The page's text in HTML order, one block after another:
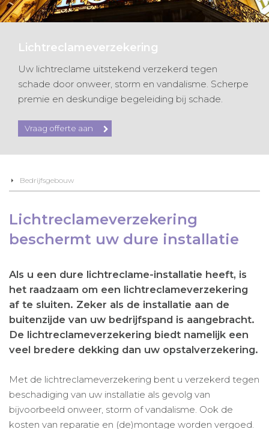
Lichtreclameverzekering
Uw lichtreclame uitstekend verzekerd tegen
schade door onweer, storm en vandalisme. Scherpe
premie en deskundige begeleiding bij schade.
Vraag offerte aan
Bedrijfsgebouw
Lichtreclameverzekering
beschermt uw dure installatie
Als u een dure lichtreclame-installatie heeft, is
het raadzaam om een lichtreclameverzekering
af te sluiten. Zeker als de installatie aan de
buitenzijde van uw bedrijfspand is aangebracht.
De lichtreclameverzekering biedt namelijk een
veel bredere dekking dan uw opstalverzekering.
Met de lichtreclameverzekering bent u verzekerd tegen
beschadiging van uw installatie als gevolg van
bijvoorbeeld onweer, storm of vandalisme. Ook de
kosten van reparatie en (de)montage worden vergoed.